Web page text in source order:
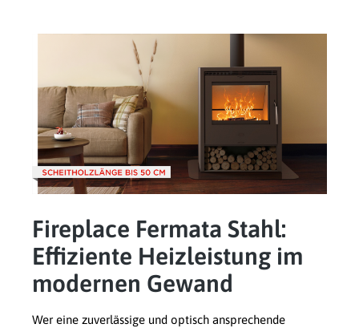
Fireplace Fermata Stahl:
Effiziente Heizleistung im
modernen Gewand
Wer eine zuverlässige und optisch ansprechende